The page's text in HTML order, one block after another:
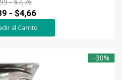
- $4,66
al Carrito
-30%